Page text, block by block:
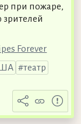
при пожаре,
Forever
театр